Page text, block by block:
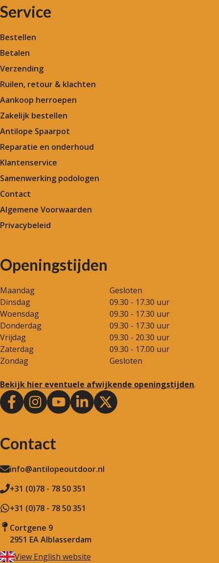
Service
Bestellen
Betalen
Verzending
Ruilen, retour & klachten
Aankoop herroepen
Zakelijk bestellen
Antilope Spaarpot
Reparatie en onderhoud
Klantenservice
Samenwerking podologen
Contact
Algemene Voorwaarden
Privacybeleid
Openingstijden
Maandag
Gesloten
Dinsdag
09.30 - 17.30 uur
Woensdag
09.30 - 17.30 uur
Donderdag
09.30 - 17.30 uur
Vrijdag
09.30 - 20.30 uur
Zaterdag
09.30 - 17.00 uur
Zondag
Gesloten
Bekijk hier eventuele afwijkende openingstijden.
Contact
info@antilopeoutdoor.nl
+31 (0)78 - 78 50 351
+31 (0)78 - 78 50 351
Cortgene 9
2951 EA Alblasserdam
View English website